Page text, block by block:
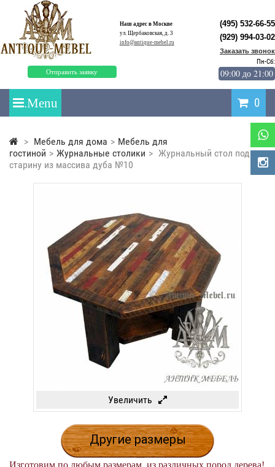
Наш адрес в Москве
ул. Щербаковская, д. 3
info@antique-mebel.ru
Отправить заявку
(495) 532-66-55
(929) 994-03-02
Заказать звонок
Пн-Сб:
09:00 до 21:00
0
> Мебель для дома > Мебель для
гостиной > Журнальные столики > Журнальный стол под
старину из массива дуба №10
Увеличить
Другие размеры
Изготовим по любым размерам, из различных пород дерева!